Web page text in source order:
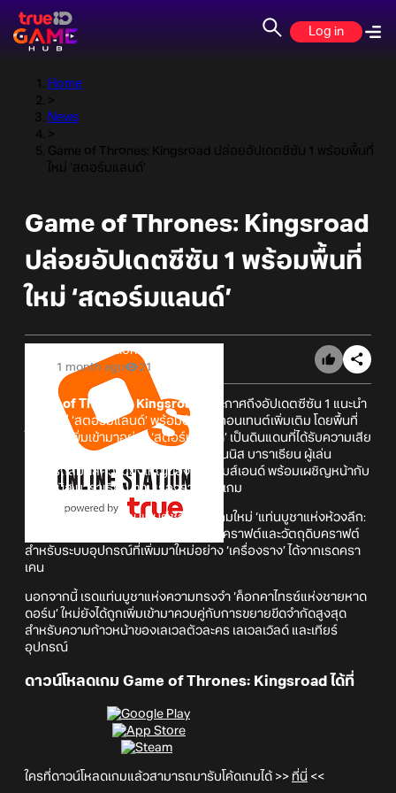
Log in
Home
>
News
>
Game of Thrones: Kingsroad ปล่อยอัปเดตซีซัน 1 พร้อมพื้นที่
ใหม่ ‘สตอร์มแลนด์’
Game of Thrones: Kingsroad
ปล่อยอัปเดตซีซัน 1 พร้อมพื้นที่
ใหม่ ‘สตอร์มแลนด์’
Online Station
1 month ago
21
Game of Thrones: Kingsroad
ประกาศถึงอัปเดตซีซัน 1 แนะนำ
พื้นที่ใหม่ ‘สตอร์มแลนด์’ พร้อมอัปเดตคอนเทนต์เพิ่มเติม โดยพื้นที่
ใหม่ที่ถูกเพิ่มเข้ามาอย่าง ‘สตอร์มแลนด์’ เป็นดินแดนที่ได้รับความเสีย
หายจากพายุและเป็นฐานที่มั่นของสแตนนิส บาราเธียน ผู้เล่น
สามารถสัมผัสความยิ่งใหญ่ของสตอร์มส์เอนด์ พร้อมเผชิญหน้ากับ
สแตนนิส บาราเธียน ตามเรื่องราวของเกม
อัปเดตนี้ยังแนะนำคอนเทนต์ช่วงท้ายเกมใหม่ ‘แท่นบูชาแห่งห้วงลึก:
คราเคน’ ซึ่งผู้เล่นสามารถรับพิมพ์เขียวคราฟต์และวัตถุดิบคราฟต์
สำหรับระบบอุปกรณ์ที่เพิ่มมาใหม่อย่าง ‘เครื่องราง’ ได้จากเรดครา
เคน
นอกจากนี้ เรดแท่นบูชาแห่งความทรงจำ ‘ค็อกคาไทรซ์แห่งชายหาด
ดอร์น’ ใหม่ยังได้ถูกเพิ่มเข้ามาควบคู่กับการขยายขีดจำกัดสูงสุด
สำหรับความก้าวหน้าของเลเวลตัวละคร เลเวลเวิลด์ และเทียร์
อุปกรณ์
ดาวน์โหลดเกม Game of Thrones: Kingsroad ได้ที่
ใครที่ดาวน์โหลดเกมแล้วสามารถมารับโค้ดเกมได้ >> ที่นี่ <<